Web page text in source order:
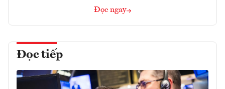
Đọc ngay
Đọc tiếp